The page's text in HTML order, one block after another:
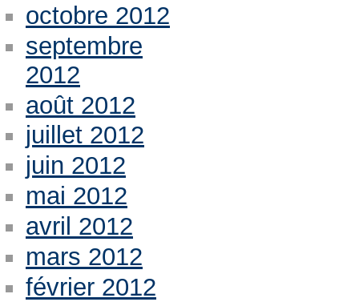
octobre 2012
septembre
2012
août 2012
juillet 2012
juin 2012
mai 2012
avril 2012
mars 2012
février 2012